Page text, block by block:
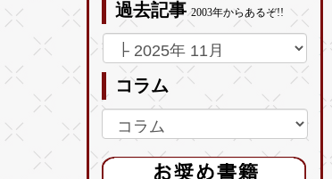
過去記事2003年からあるぞ!!
コラム